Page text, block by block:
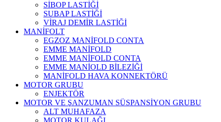
SİBOP LASTİĞİ
SUBAP LASTİĞİ
VİRAJ DEMİR LASTİĞİ
MANİFOLT
EGZOZ MANİFOLD CONTA
EMME MANİFOLD
EMME MANİFOLD CONTA
EMME MANİOLD BİLEZİĞİ
MANİFOLD HAVA KONNEKTÖRÜ
MOTOR GRUBU
ENJEKTÖR
MOTOR VE ŞANZUMAN SÜSPANSİYON GRUBU
ALT MUHAFAZA